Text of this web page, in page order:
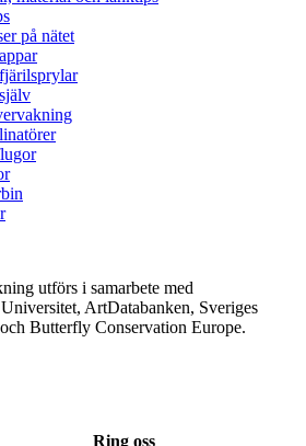
på nätet
utförs i samarbete med
ArtDatabanken, Sveriges
Butterfly Conservation Europe.
Ring oss